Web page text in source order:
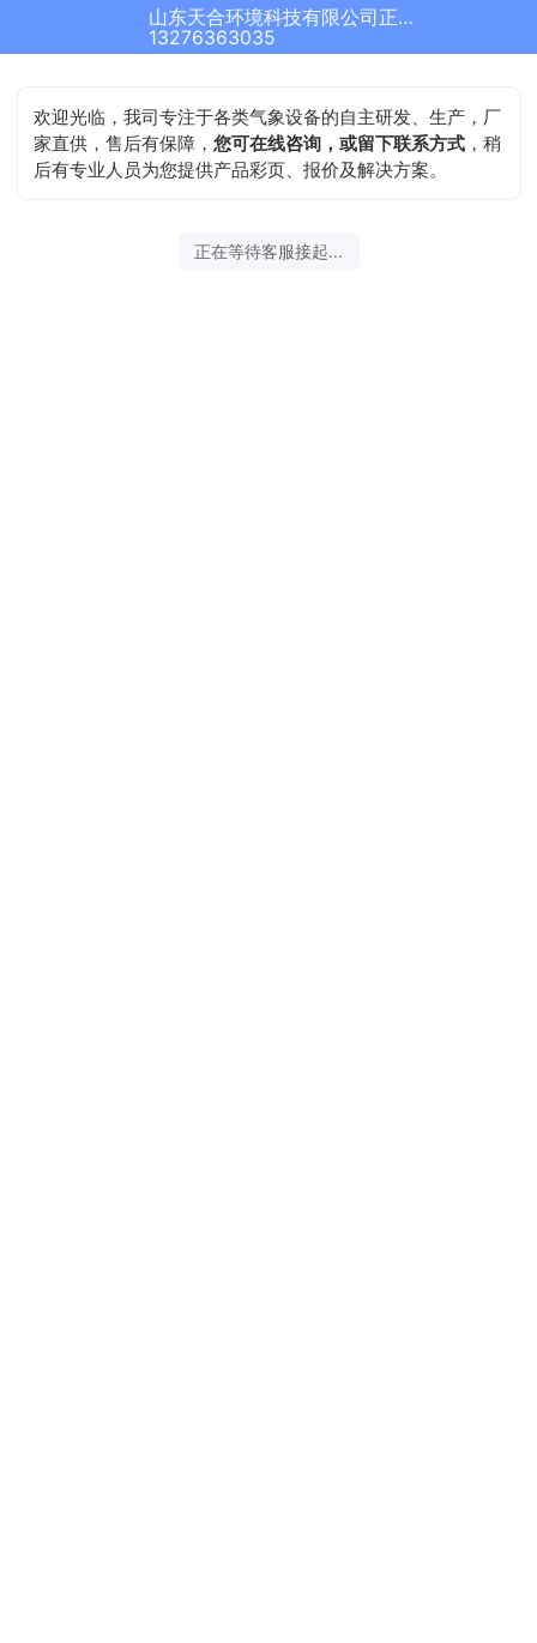
山东天合环境科技有限公司正在为您服务
13276363035
欢迎光临，我司专注于各类气象设备的自主研发、生产，厂
家直供，售后有保障，您可在线咨询，或留下联系方式 ，稍
后有专业人员为您提供产品彩页、报价及解决方案。
正在等待客服接起...